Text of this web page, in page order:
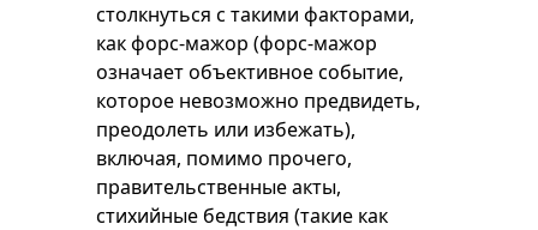
столкнуться с такими факторами,
как форс-мажор (форс-мажор
означает объективное событие,
которое невозможно предвидеть,
преодолеть или избежать),
включая, помимо прочего,
правительственные акты,
стихийные бедствия (такие как